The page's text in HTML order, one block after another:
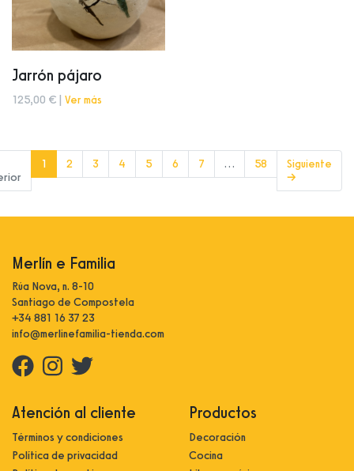
Jarrón pájaro
125,00 € | Ver más
1 (current)
2 3 4 5 6 7 … 58
Siguiente
→
Merlín e Familia
Rúa Nova, n. 8-10
Santiago de Compostela
+34 881 16 37 23
info@merlinefamilia-tienda.com
Atención al cliente
Términos y condiciones
Política de privacidad
Productos
Decoración
Cocina